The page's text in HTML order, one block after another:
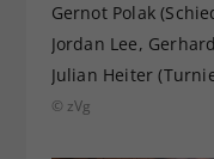
Gernot Polak
Jordan Lee,
Julian Heiter
© zVg